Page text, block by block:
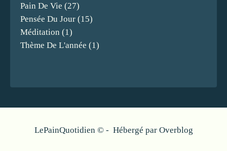
Pain De Vie (27)
Pensée Du Jour (15)
Méditation (1)
Thème De L'année (1)
LePainQuotidien © - Hébergé par Overblog